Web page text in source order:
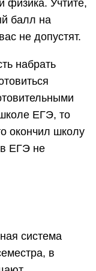
физика. Учтите,
балл на
не допустят.
набрать
ЕГЭ, то
окончил школу
ЕГЭ не
система
в